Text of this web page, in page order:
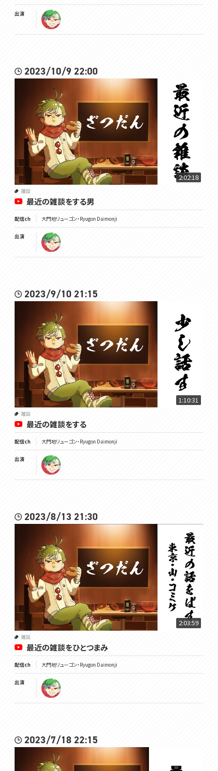
出演
2023/10/9 22:00
2:02:18
雑談
最近の雑談をする男
配信ch 大門地リューゴン・Ryugon Daimonji
出演
2023/9/10 21:15
1:10:31
雑談
最近の雑談をする
配信ch 大門地リューゴン・Ryugon Daimonji
出演
2023/8/13 21:30
2:03:59
雑談
最近の雑談をひとつまみ
配信ch 大門地リューゴン・Ryugon Daimonji
出演
2023/7/18 22:15